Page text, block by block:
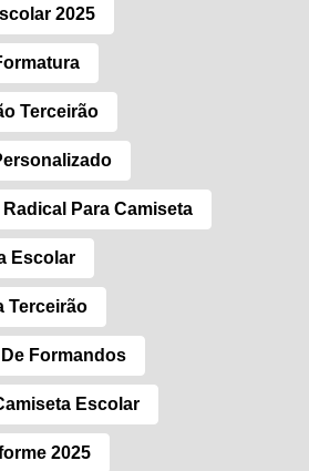
2025
Terceirão
Para Camiseta
Escolar
Terceirão
Formandos
Escolar
2025